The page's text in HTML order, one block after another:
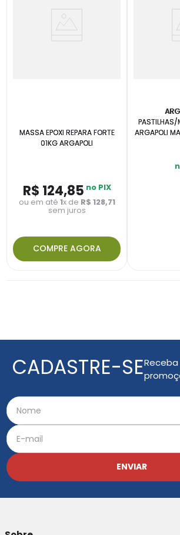
MASSA EPOXI REPARA FORTE
01KG ARGAPOLI
R$ 124,85 no PIX
ou em até 1x de R$ 128,71
sem juros
COMPRE AGORA
ARGAPOLI
CADASTRE-SE
ENVIAR